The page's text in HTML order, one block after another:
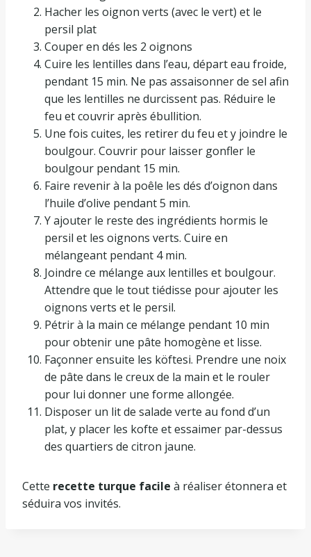
Hacher les oignon verts (avec le vert) et le
persil plat
Couper en dés les 2 oignons
Cuire les lentilles dans l’eau, départ eau froide,
pendant 15 min. Ne pas assaisonner de sel afin
que les lentilles ne durcissent pas. Réduire le
feu et couvrir après ébullition.
Une fois cuites, les retirer du feu et y joindre le
boulgour. Couvrir pour laisser gonfler le
boulgour pendant 15 min.
Faire revenir à la poêle les dés d’oignon dans
l’huile d’olive pendant 5 min.
Y ajouter le reste des ingrédients hormis le
persil et les oignons verts. Cuire en
mélangeant pendant 4 min.
Joindre ce mélange aux lentilles et boulgour.
Attendre que le tout tiédisse pour ajouter les
oignons verts et le persil.
Pétrir à la main ce mélange pendant 10 min
pour obtenir une pâte homogène et lisse.
Façonner ensuite les köftesi. Prendre une noix
de pâte dans le creux de la main et le rouler
pour lui donner une forme allongée.
Disposer un lit de salade verte au fond d’un
plat, y placer les kofte et essaimer par-dessus
des quartiers de citron jaune.
Cette recette turque facile à réaliser étonnera et
séduira vos invités.